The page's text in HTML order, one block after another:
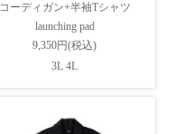
コーディガン+半袖Tシャツ
launching pad
9,350円(税込)
3L 4L